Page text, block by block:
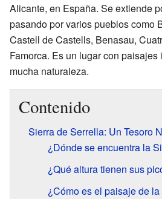
Alicante, en España. Se extiende
pasando por varios pueblos como
Castell de Castells, Benasau,
Famorca. Es un lugar con
mucha naturaleza.
Contenido
Sierra de Serrella: Un Tesoro
¿Dónde se encuentra la
¿Qué altura tienen sus
¿Cómo es el paisaje de